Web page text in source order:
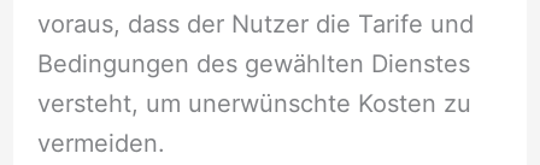
voraus, dass der Nutzer die Tarife und
Bedingungen des gewählten Dienstes
versteht, um unerwünschte Kosten zu
vermeiden.